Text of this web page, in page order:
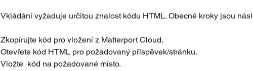
Vkládání vyžaduje určitou znalost kódu HTML. Obecné kroky jsou
Zkopírujte kód pro vložení z Matterport Cloud.
Otevřete kód HTML pro požadovaný příspěvek/stránku.
Vložte  kód na požadované místo.